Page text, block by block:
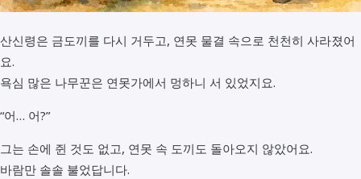
산신령은 금도끼를 다시 거두고, 연못 물결 속으로 천천히 사라졌어
요.
욕심 많은 나무꾼은 연못가에서 멍하니 서 있었지요.
“어… 어?”
그는 손에 쥔 것도 없고, 연못 속 도끼도 돌아오지 않았어요.
바람만 솔솔 불었답니다.